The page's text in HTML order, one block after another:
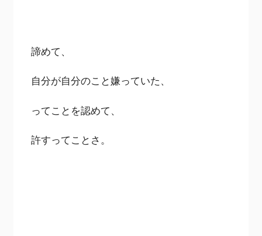
諦めて、
自分が自分のこと嫌っていた、
ってことを認めて、
許すってことさ。